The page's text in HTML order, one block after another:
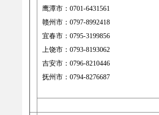
鹰潭市：0701-6431561
赣州市：0797-8992418
宜春市：0795-3199856
上饶市：0793-8193062
吉安市：0796-8210446
抚州市：0794-8276687